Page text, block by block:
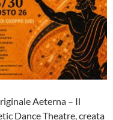
Aeterna – Il
Dance Theatre, creata